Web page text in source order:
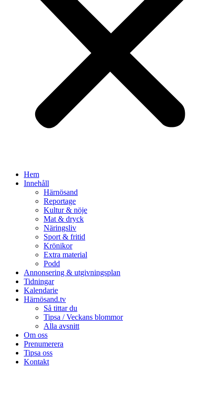
Hem
Innehåll
Härnösand
Reportage
Kultur & nöje
Mat & dryck
Näringsliv
Sport & fritid
Krönikor
Extra material
Podd
Annonsering & utgivningsplan
Tidningar
Kalendarie
Härnösand.tv
Så tittar du
Tipsa / Veckans blommor
Alla avsnitt
Om oss
Prenumerera
Tipsa oss
Kontakt